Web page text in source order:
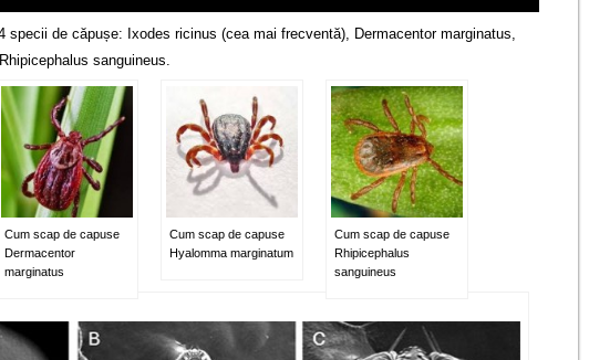
specii de căpușe: Ixodes ricinus (cea mai frecventă), Dermacentor marginatus,
sanguineus.
Cum scap de capuse
Dermacentor
marginatus
Cum scap de capuse
Hyalomma marginatum
Cum scap de capuse
Rhipicephalus
sanguineus